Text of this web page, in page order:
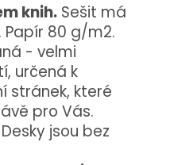
knih. Sešit má
Papír 80 g/m2.
- velmi
určená k
stránek, které
pro Vás.
jsou bez